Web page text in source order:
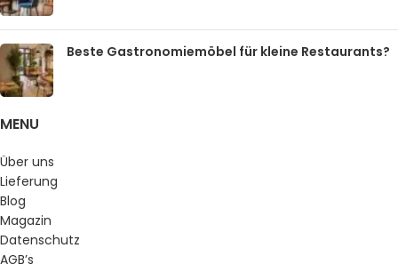
Beste Gastronomiemöbel für kleine Restaurants?
MENU
Über uns
Lieferung
Blog
Magazin
Datenschutz
AGB’s